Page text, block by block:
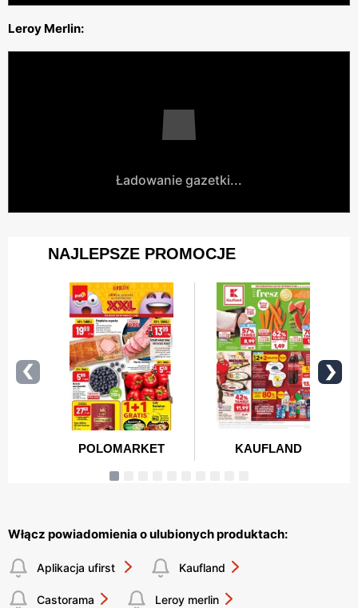
Leroy Merlin:
Ładowanie gazetki...
Włącz powiadomienia o ulubionych produktach:
Aplikacja ufirst Kaufland
Castorama Leroy merlin